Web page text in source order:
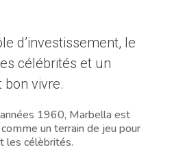
d’investissement, le
célébrités et un
vivre.
1960, Marbella est
un terrain de jeu pour
les célèbrités.